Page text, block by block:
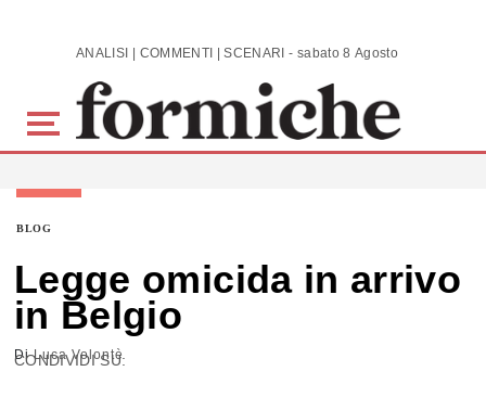
Skip to main content ANALISI | COMMENTI | SCENARI - sabato 8 Agosto 2026
BLOG
Legge omicida in arrivo
in Belgio
DiLuca Volontè
CONDIVIDI SU: